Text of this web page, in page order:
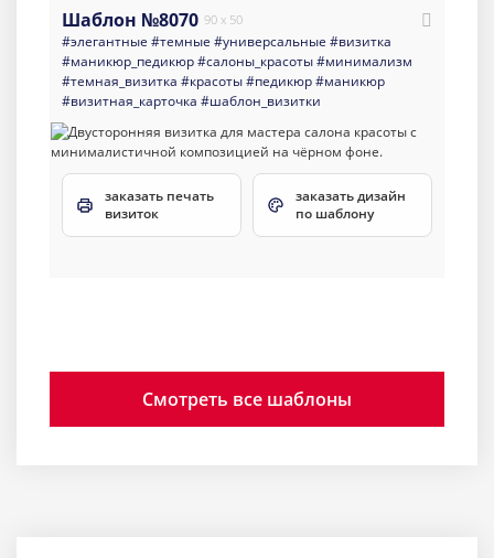
Шаблон №8070 90 x 50
#элегантные #темные #универсальные #визитка
#маникюр_педикюр#салоны_красоты#минимализм
#темная_визитка #красоты#педикюр#маникюр
#визитная_карточка #шаблон_визитки
заказать печать
визиток
заказать дизайн
по шаблону
Смотреть все шаблоны